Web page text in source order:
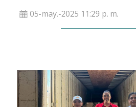
05-may.-2025 11:29 p. m.